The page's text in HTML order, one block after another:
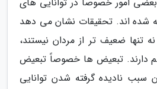
شده اند. تحقیقات نشان می دهد
تنها ضعیف تر از مردان نیستند،
دارند. تبعیض ها خصوصاً تبعیض
سبب نادیده گرفته شدن توانایی